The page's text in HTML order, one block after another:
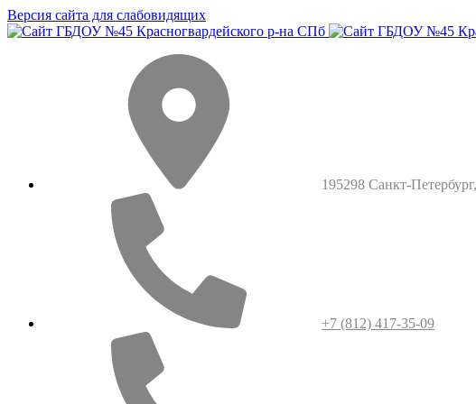
Версия сайта для слабовидящих
195298 Санкт-
+7 (812) 417-35-09